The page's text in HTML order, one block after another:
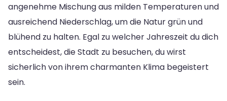
angenehme Mischung aus milden Temperaturen und
ausreichend Niederschlag, um die Natur grün und
blühend zu halten. Egal zu welcher Jahreszeit du dich
entscheidest, die Stadt zu besuchen, du wirst
sicherlich von ihrem charmanten Klima begeistert
sein.